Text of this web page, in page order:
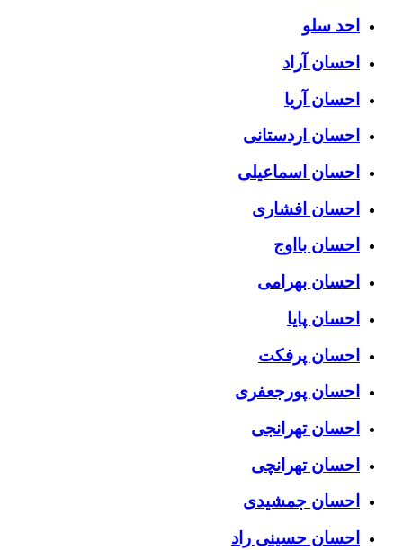
احد سلو
احسان آراد
احسان آریا
احسان اردستانی
احسان اسماعیلی
احسان افشاری
احسان بااوج
احسان بهرامی
احسان پایا
احسان پرفکت
احسان پورجعفری
احسان تهرانجی
احسان تهرانچی
احسان جمشیدی
احسان حسینی راد